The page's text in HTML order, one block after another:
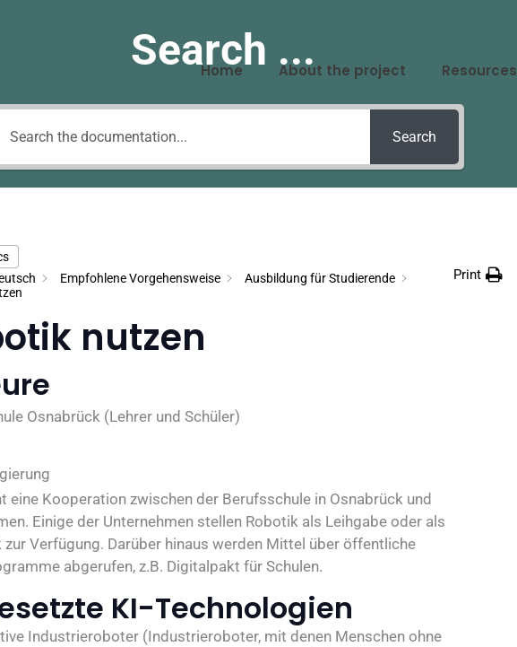
Home About the project Resources
Search ...
Search
Empfohlene Vorgehensweise
Ausbildung für Studierende
Print
nutzen
Osnabrück (Lehrer und Schüler)
eine Kooperation zwischen der Berufsschule in Osnabrück und
Einige der Unternehmen stellen Robotik als Leihgabe oder als
zur Verfügung. Darüber hinaus werden Mittel über öffentliche
abgerufen, z.B. Digitalpakt für Schulen.
KI-Technologien
Industrieroboter (Industrieroboter, mit denen Menschen ohne